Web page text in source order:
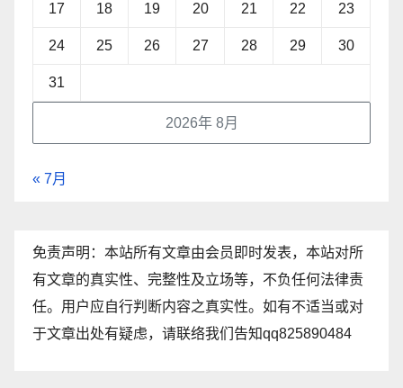
2026年 8月
17 18 19 20 21 22 23
24 25 26 27 28 29 30
31
« 7月
免责声明：本站所有文章由会员即时发表，本站对所
有文章的真实性、完整性及立场等，不负任何法律责
任。用户应自行判断内容之真实性。如有不适当或对
于文章出处有疑虑，请联络我们告知qq825890484